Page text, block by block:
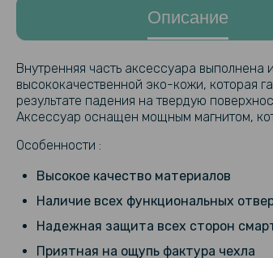
Описание
Внутренняя часть аксессуара
высококачественной эко-кожи, которая
результате падения на твердую
Аксессуар оснащен мощным магнитом,
Особенности :
Высокое качество материалов
Наличие всех функциональных
Надежная защита всех сторон
Приятная на ощупь фактура чехла